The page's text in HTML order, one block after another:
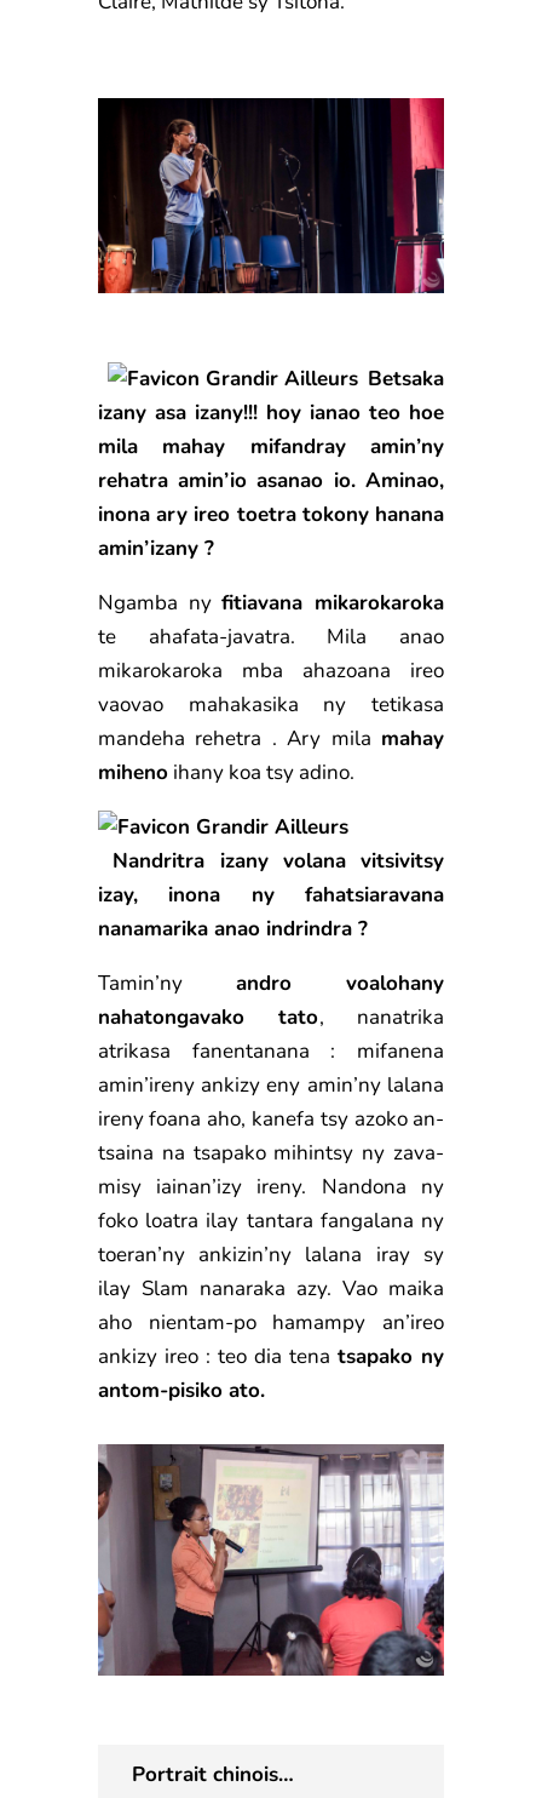
Betsaka
izany asa izany!!! hoy ianao teo hoe
mila mahay mifandray amin’ny
rehatra amin’io asanao io. Aminao,
inona ary ireo toetra tokony hanana
amin’izany ?
Ngamba nyfitiavana mikarokaroka
te ahafata-javatra. Mila anao
mikarokaroka mba ahazoana ireo
vaovao mahakasika ny tetikasa
mandeha rehetra . Ary mila mahay
mihenoihany koa tsy adino.
Nandritra izany volana vitsivitsy
izay, inona ny fahatsiaravana
nanamarika anao indrindra ?
Tamin’ny andro voalohany
nahatongavako tato, nanatrika
atrikasa fanentanana : mifanena
amin’ireny ankizy eny amin’ny lalana
ireny foana aho, kanefa tsy azoko an-
tsaina na tsapako mihintsy ny zava-
misy iainan’izy ireny. Nandona ny
foko loatra ilay tantara fangalana ny
toeran’ny ankizin’ny lalana iray sy
ilay Slam nanaraka azy. Vao maika
aho nientam-po hamampy an’ireo
ankizy ireo : teo dia tenatsapako ny
antom-pisiko ato.
Portrait chinois…